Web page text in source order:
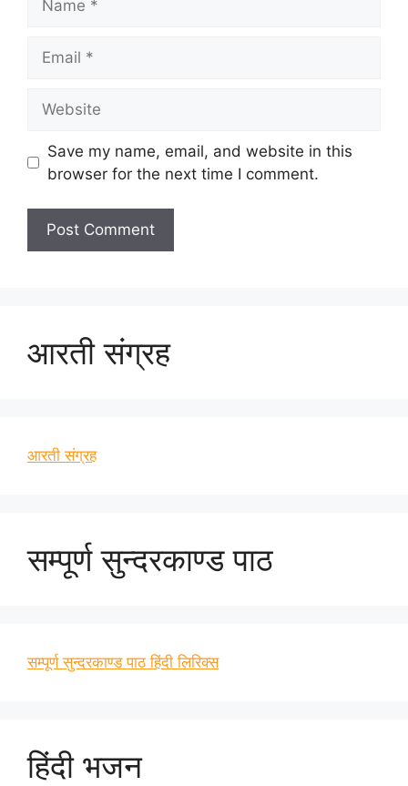
Save my name, email, and website in this
browser for the next time I comment.
आरती संग्रह
आरती संग्रह
सम्पूर्ण सुन्दरकाण्ड पाठ
सम्पूर्ण सुन्दरकाण्ड पाठ हिंदी लिरिक्स
हिंदी भजन